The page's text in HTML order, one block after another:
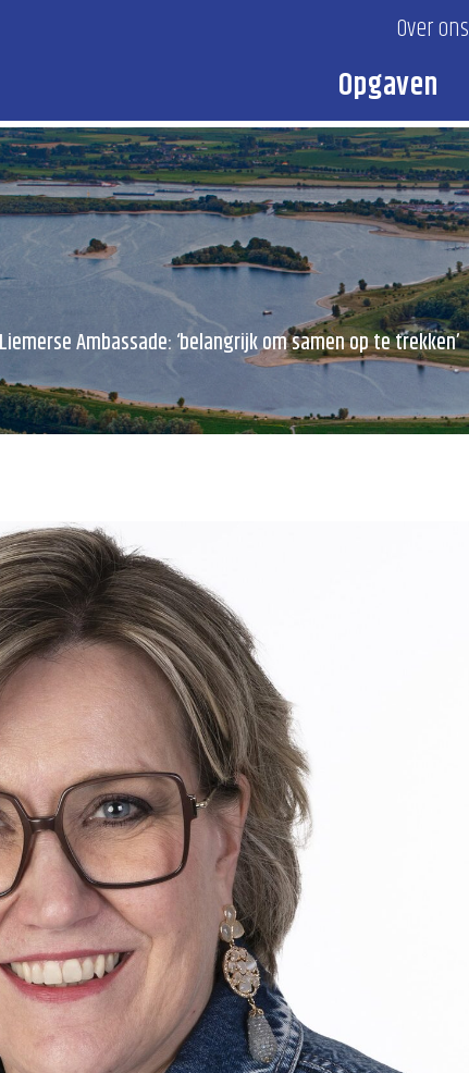
Over ons
Opgaven
Ambassade: ‘belangrijk om samen op te trekken’